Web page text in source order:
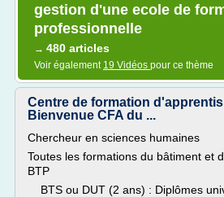
gestion d'une ecole de
professionnelle
→ 480 articles
Voir également 19 Vidéos pour ce thème
Centre de formation d'apprentis
Bienvenue CFA du ...
Chercheur en sciences humaines
Toutes les formations du bâtiment et
BTP
BTS ou DUT (2 ans) : Diplômes